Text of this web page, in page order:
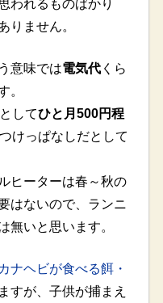
われるものばかり
りません。
意味では電気代くら
。
してひと月500円程
けっぱなしだとして
ヒーターは春～秋の
はないので、ランニ
無いと思います。
ナヘビが食べる餌・
すが、子供が捕まえ